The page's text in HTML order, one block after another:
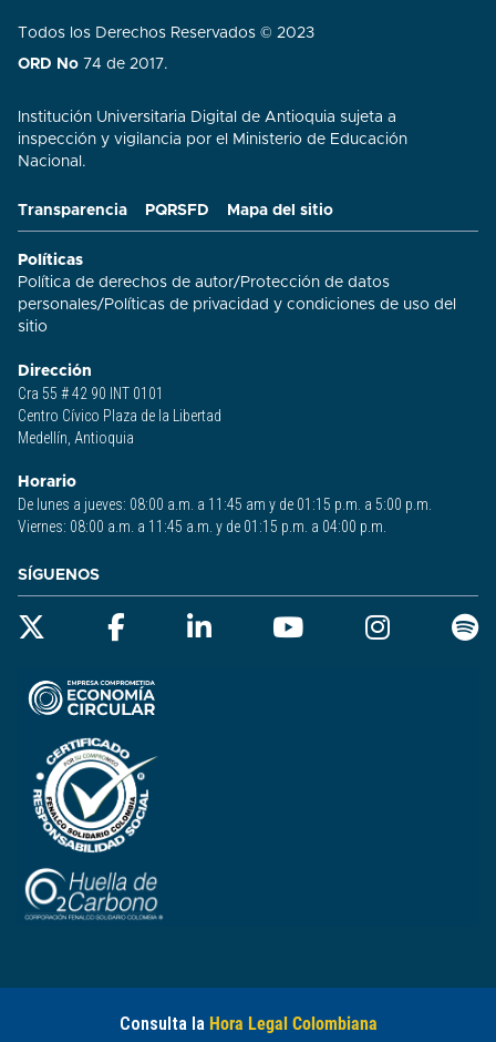
Transparencia PQRSFD Mapa del sitio
Políticas
Política de derechos de autor/ Protección de datos
personales/ Políticas de privacidad y condiciones de uso del
sitio​
Dirección
Cra 55 # 42 90 INT 0101
Centro Cívico Plaza de la Libertad
Medellín, Antioquia
Horario
De lunes a jueves: 08:00 a.m. a 11:45 am y de 01:15 p.m. a 5:00 p.m.
Viernes: 08:00 a.m. a 11:45 a.m. y de 01:15 p.m. a 04:00 p.m.
Todos los Derechos Reservados © 2023
ORD No 74 de 2017.
Institución Universitaria Digital de Antioquia sujeta a
inspección y vigilancia por el Ministerio de Educación
Nacional.
SÍGUENOS
Consulta la Hora Legal Colombiana